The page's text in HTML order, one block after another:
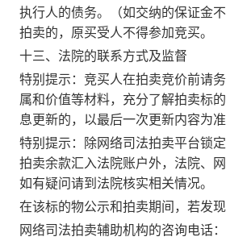
执行人的债务。（如交纳的保证金
拍卖的，原买受人不得参加竞买。
十三、法院的联系方式及监督
特别提示：竞买人在拍卖竞价前请
属和价值等材料，充分了解拍卖标
息更新的，以最后一次更新内容为准
特别提示：除网络司法拍卖平台锁
拍卖余款汇入法院账户外，法院、
如有疑问请到法院核实相关情况。
在该标的物公示和拍卖期间，若发
网络司法拍卖辅助机构的咨询电话